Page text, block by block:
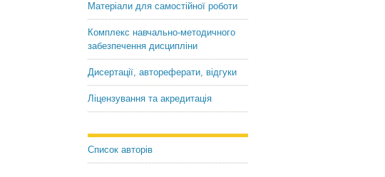
Матеріали для самостійної роботи
Комплекс навчально-методичного
забезпечення дисципліни
Дисертації, автореферати, відгуки
Ліцензування та акредитація
Список авторів